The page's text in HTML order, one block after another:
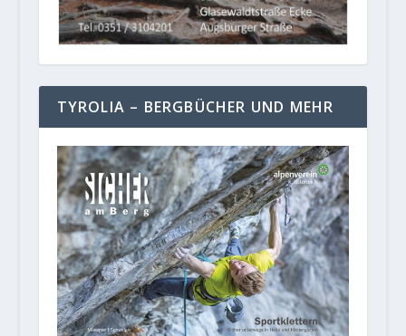
TYROLIA – BERGBÜCHER UND MEHR